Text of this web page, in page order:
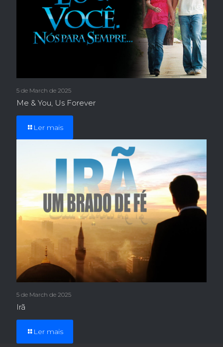
5 de March de 2025
Me & You, Us Forever
Ler mais
5 de March de 2025
Irã
Ler mais